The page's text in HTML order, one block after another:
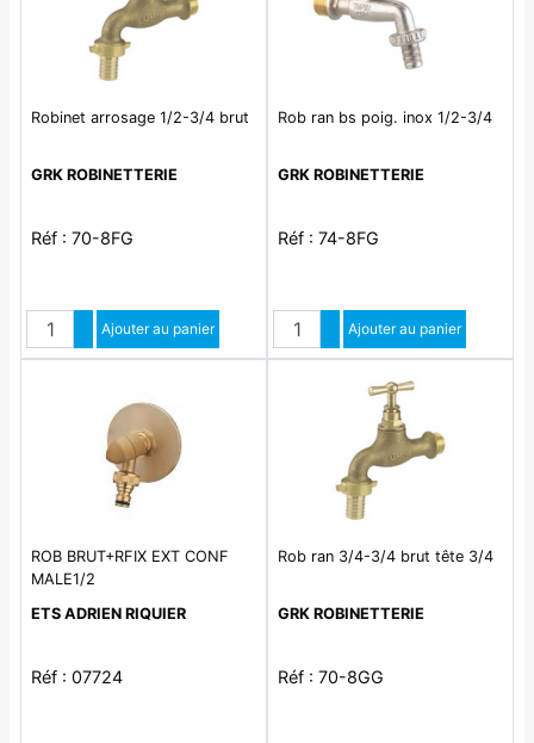
Robinet arrosage 1/2-3/4 brut
GRK ROBINETTERIE
Réf : 70-8FG
QuantitéAugmenter quantité
Diminuer quantité
Ajouter au panier
Rob ran bs poig. inox 1/2-3/4
GRK ROBINETTERIE
Réf : 74-8FG
QuantitéAugmenter quantité
Diminuer quantité
Ajouter au panier
ROB BRUT+RFIX EXT CONF
MALE1/2
ETS ADRIEN RIQUIER
Réf : 07724
Rob ran 3/4-3/4 brut tête 3/4
GRK ROBINETTERIE
Réf : 70-8GG